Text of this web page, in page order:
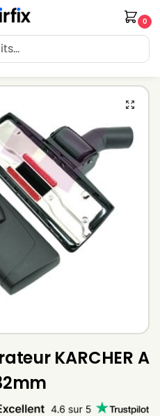
0
dès 30€ d’achat.
KARCHER A